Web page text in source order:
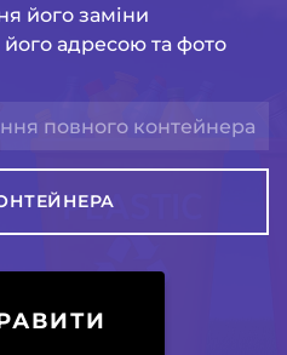
його заміни
його адресою та фото